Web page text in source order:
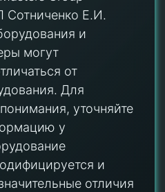
Сотниченко Е.И.
и
могут
от
Для
уточняйте
у
и
отличия